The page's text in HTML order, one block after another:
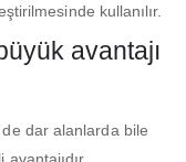
kullanılır.
avantajı
dar alanlarda bile